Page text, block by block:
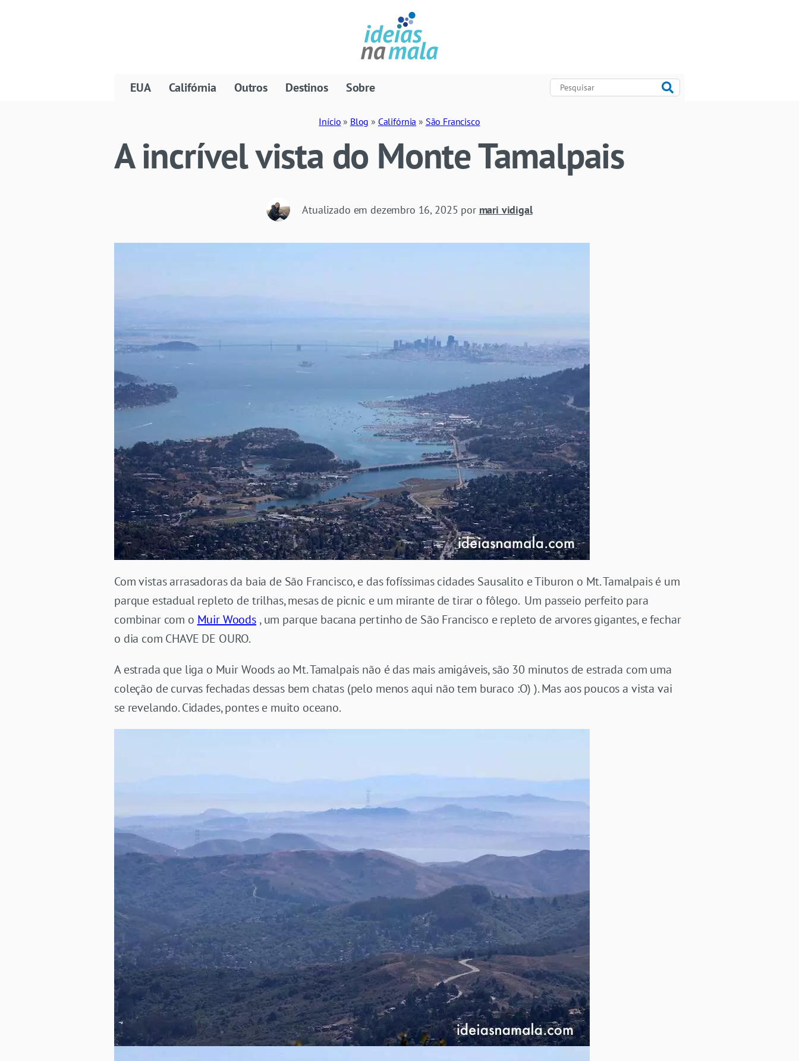
EUA Califórnia Outros Destinos Sobre
Início » Blog » Califórnia » São Francisco
A incrível vista do Monte Tamalpais
Atualizado em dezembro 16, 2025 por mari vidigal
Com vistas arrasadoras da baia de São Francisco, e das fofíssimas cidades Sausalito e Tiburon o Mt. Tamalpais é um
parque estadual repleto de trilhas, mesas de picnic e um mirante de tirar o fôlego. Um passeio perfeito para
combinar com o Muir Woods , um parque bacana pertinho de São Francisco e repleto de arvores gigantes, e fechar
o dia com CHAVE DE OURO.
A estrada que liga o Muir Woods ao Mt. Tamalpais não é das mais amigáveis, são 30 minutos de estrada com uma
coleção de curvas fechadas dessas bem chatas (pelo menos aqui não tem buraco :O) ). Mas aos poucos a vista vai
se revelando. Cidades, pontes e muito oceano.